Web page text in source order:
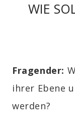
WIE
Fragender:
ihrer Ebene
werden?